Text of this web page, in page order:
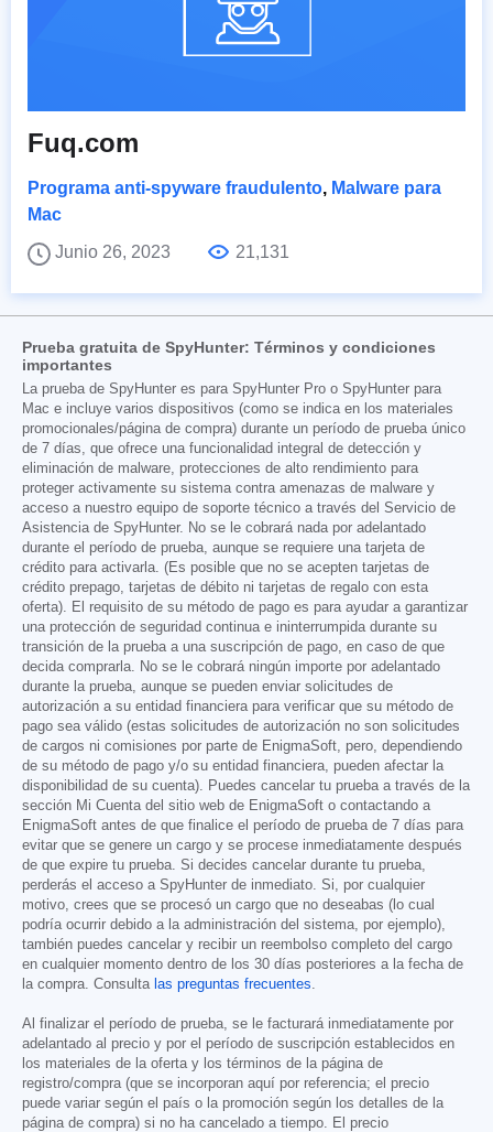
Fuq.com
Programa anti-spyware fraudulento, Malware para
Mac
Junio 26, 2023
21,131
Prueba gratuita de SpyHunter: Términos y condiciones
importantes
La prueba de SpyHunter es para SpyHunter Pro o SpyHunter para
Mac e incluye varios dispositivos (como se indica en los materiales
promocionales/página de compra) durante un período de prueba único
de 7 días, que ofrece una funcionalidad integral de detección y
eliminación de malware, protecciones de alto rendimiento para
proteger activamente su sistema contra amenazas de malware y
acceso a nuestro equipo de soporte técnico a través del Servicio de
Asistencia de SpyHunter. No se le cobrará nada por adelantado
durante el período de prueba, aunque se requiere una tarjeta de
crédito para activarla. (Es posible que no se acepten tarjetas de
crédito prepago, tarjetas de débito ni tarjetas de regalo con esta
oferta). El requisito de su método de pago es para ayudar a garantizar
una protección de seguridad continua e ininterrumpida durante su
transición de la prueba a una suscripción de pago, en caso de que
decida comprarla. No se le cobrará ningún importe por adelantado
durante la prueba, aunque se pueden enviar solicitudes de
autorización a su entidad financiera para verificar que su método de
pago sea válido (estas solicitudes de autorización no son solicitudes
de cargos ni comisiones por parte de EnigmaSoft, pero, dependiendo
de su método de pago y/o su entidad financiera, pueden afectar la
disponibilidad de su cuenta). Puedes cancelar tu prueba a través de la
sección Mi Cuenta del sitio web de EnigmaSoft o contactando a
EnigmaSoft antes de que finalice el período de prueba de 7 días para
evitar que se genere un cargo y se procese inmediatamente después
de que expire tu prueba. Si decides cancelar durante tu prueba,
perderás el acceso a SpyHunter de inmediato. Si, por cualquier
motivo, crees que se procesó un cargo que no deseabas (lo cual
podría ocurrir debido a la administración del sistema, por ejemplo),
también puedes cancelar y recibir un reembolso completo del cargo
en cualquier momento dentro de los 30 días posteriores a la fecha de
la compra. Consulta las preguntas frecuentes.
Al finalizar el período de prueba, se le facturará inmediatamente por
adelantado al precio y por el período de suscripción establecidos en
los materiales de la oferta y los términos de la página de
registro/compra (que se incorporan aquí por referencia; el precio
puede variar según el país o la promoción según los detalles de la
página de compra) si no ha cancelado a tiempo. El precio